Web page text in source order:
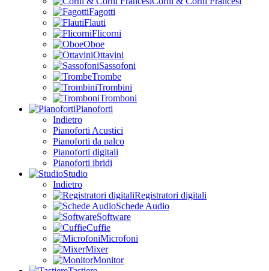
Fagotti
Flauti
Flicorni
Oboe
Ottavini
Sassofoni
Trombe
Trombini
Tromboni
Pianoforti
Indietro
Pianoforti Acustici
Pianoforti da palco
Pianoforti digitali
Pianoforti ibridi
Studio
Indietro
Registratori digitali
Schede Audio
Software
Cuffie
Microfoni
Mixer
Monitor